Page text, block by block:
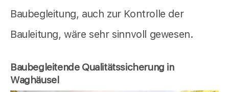
Baubegleitung, auch zur Kontrolle der
Bauleitung, wäre sehr sinnvoll gewesen.
Baubegleitende Qualitätssicherung in
Waghäusel